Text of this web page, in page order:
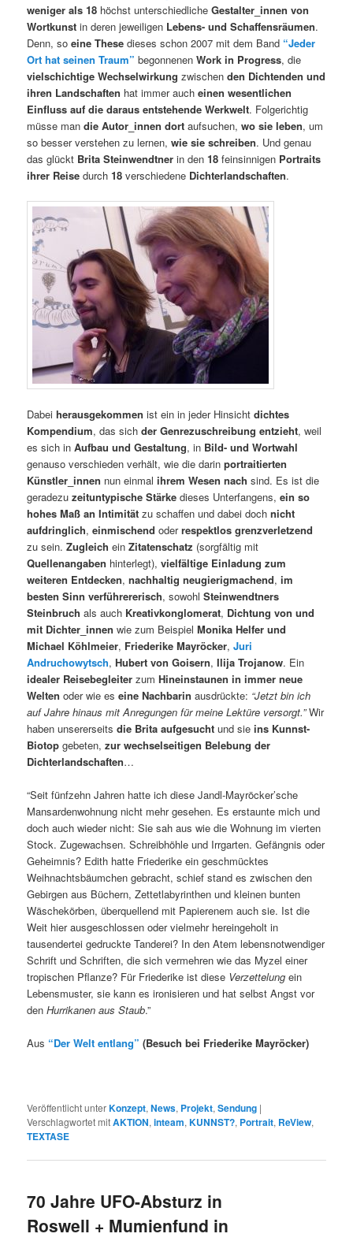
weniger als 18 höchst unterschiedlicheGestalter_innen von
Wortkunst in deren jeweiligen Lebens- und Schaffensräumen.
Denn, soeine These dieses schon 2007 mit dem Band “Jeder
Ort hat seinen Traum” begonnenenWork in Progress, die
vielschichtige Wechselwirkung zwischenden Dichtenden und
ihren Landschaften hat immer aucheinen wesentlichen
Einfluss auf die daraus entstehende Werkwelt. Folgerichtig
müsse mandie Autor_innen dort aufsuchen,wo sie leben, um
so besser verstehen zu lernen,wie sie schreiben. Und genau
das glückt Brita Steinwendtner in den18feinsinnigen Portraits
ihrer Reise durch18verschiedene Dichterlandschaften.
Dabeiherausgekommen ist ein in jeder Hinsichtdichtes
Kompendium, das sichder Genrezuschreibung entzieht, weil
es sich in Aufbau und Gestaltung, in Bild- und Wortwahl
genauso verschieden verhält, wie die darinportraitierten
Künstler_innen nun einmalihrem Wesen nach sind. Es ist die
geradezuzeituntypische Stärke dieses Unterfangens,ein so
hohes Maß an Intimität zu schaffen und dabei dochnicht
aufdringlich,einmischend oderrespektlos grenzverletzend
zu sein.Zugleich einZitatenschatz (sorgfältig mit
Quellenangaben hinterlegt),vielfältige Einladung zum
weiteren Entdecken,nachhaltig neugierigmachend,im
besten Sinn verführererisch, sowohlSteinwendtners
Steinbruchals auch Kreativkonglomerat, Dichtung von und
mit Dichter_innen wie zum BeispielMonika Helfer und
Michael Köhlmeier, Friederike Mayröcker,Juri
Andruchowytsch,Hubert von Goisern,Ilija Trojanow. Ein
idealer Reisebegleiter zumHineinstaunen in immer neue
Welten oder wie eseine Nachbarin ausdrückte: “Jetzt bin ich
auf Jahre hinaus mit Anregungen für meine Lektüre versorgt.”Wir
haben unsererseitsdie Brita aufgesucht und sieins Kunnst-
Biotop gebeten,zur wechselseitigen Belebung der
Dichterlandschaften…
“Seit fünfzehn Jahren hatte ich diese Jandl-Mayröcker’sche
Mansardenwohnung nicht mehr gesehen. Es erstaunte mich und
doch auch wieder nicht: Sie sah aus wie die Wohnung im vierten
Stock. Zugewachsen. Schreibhöhle und Irrgarten. Gefängnis oder
Geheimnis? Edith hatte Friederike ein geschmücktes
Weihnachtsbäumchen gebracht, schief stand es zwischen den
Gebirgen aus Büchern, Zettetlabyrinthen und kleinen bunten
Wäschekörben, überquellend mit Papierenem auch sie. Ist die
Weit hier ausgeschlossen oder vielmehr hereingeholt in
tausendertei gedruckte Tanderei? In den Atem lebensnotwendiger
Schrift und Schriften, die sich vermehren wie das Myzel einer
tropischen Pflanze? Für Friederike ist diese Verzettelung ein
Lebensmuster, sie kann es ironisieren und hat selbst Angst vor
denHurrikanen ausStaub.”
Aus “Der Welt entlang” (Besuch bei Friederike Mayröcker)
Veröffentlicht unterKonzept,News, Projekt,Sendung |
Verschlagwortet mitAKTION,inteam,KUNNST?, Portrait, ReView,
TEXTASE
70 Jahre UFO-Absturz in
Roswell + Mumienfund in